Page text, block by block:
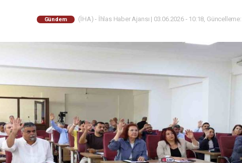
Gündem (İHA) - İhlas Haber Ajansı | 03.06.2026 - 10:18,